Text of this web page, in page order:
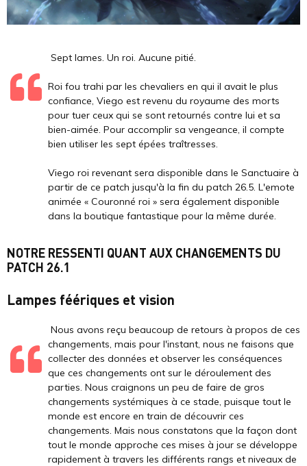
Sept lames. Un roi. Aucune pitié.
Roi fou trahi par les chevaliers en qui il avait le plus
confiance, Viego est revenu du royaume des morts
pour tuer ceux qui se sont retournés contre lui et sa
bien-aimée. Pour accomplir sa vengeance, il compte
bien utiliser les sept épées traîtresses.
Viego roi revenant sera disponible dans le Sanctuaire à
partir de ce patch jusqu'à la fin du patch 26.5. L'emote
animée « Couronné roi » sera également disponible
dans la boutique fantastique pour la même durée.
NOTRE RESSENTI QUANT AUX CHANGEMENTS DU
PATCH 26.1
Lampes féériques et vision
Nous avons reçu beaucoup de retours à propos de ces
changements, mais pour l'instant, nous ne faisons que
collecter des données et observer les conséquences
que ces changements ont sur le déroulement des
parties. Nous craignons un peu de faire de gros
changements systémiques à ce stade, puisque tout le
monde est encore en train de découvrir ces
changements. Mais nous constatons que la façon dont
tout le monde approche ces mises à jour se développe
rapidement à travers les différents rangs et niveaux de